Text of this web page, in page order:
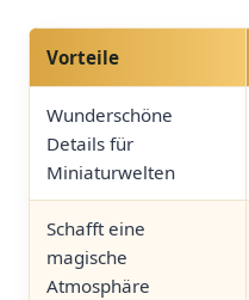
Vorteile
Wunderschöne
Details⁤ für
Miniaturwelten
Schafft eine
magische
Atmosphäre